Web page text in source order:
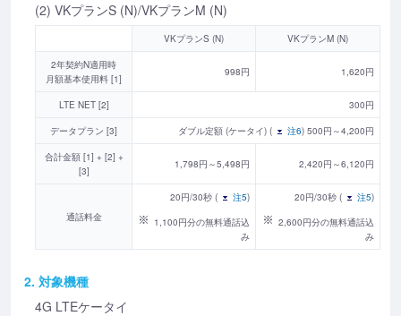
(2) VKプランS (N)/VKプランM (N)
VKプランS (N) VKプランM (N)
2年契約N適用時
月額基本使用料 [1]
998円 1,620円
LTE NET [2] 300円
データプラン [3] ダブル定額 (ケータイ) ( 注6) 500円～4,200円
合計金額 [1] + [2] +
[3]
1,798円～5,498円 2,420円～6,120円
通話料金
20円/30秒 ( 注5)
1,100円分の無料通話込
み
20円/30秒 ( 注5)
2,600円分の無料通話込
み
2. 対象機種
4G LTEケータイ